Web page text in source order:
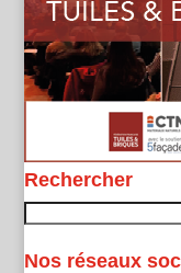
Rechercher
Nos réseaux